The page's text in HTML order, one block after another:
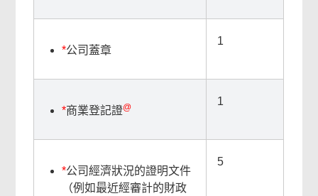
*公司蓋章
1
*商業登記證@ 1
*公司經濟狀況的證明文件
（例如最近經審計的財政
5